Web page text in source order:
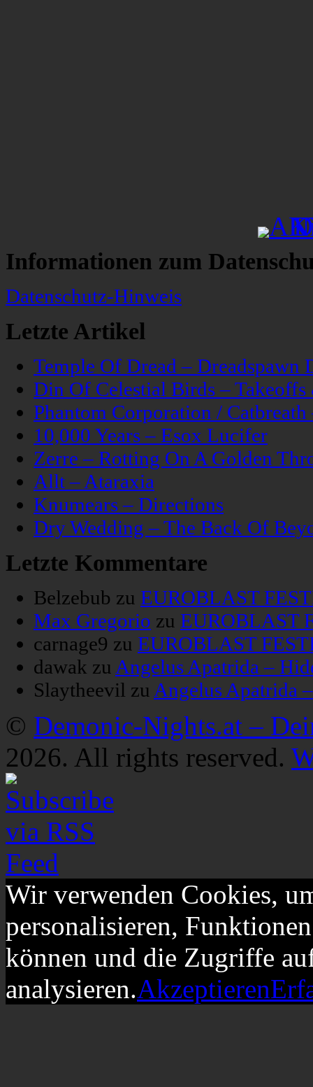
Informationen zum
Datenschutz-Hinweis
Letzte Artikel
Temple Of Dread – Dreadspawn
Din Of Celestial Birds –
Phantom Corporation /
10,000 Years – Esox Lucifer
Zerre – Rotting On A Golden
Allt – Ataraxia
Knumears – Directions
Dry Wedding – The Back Of
Letzte Kommentare
Belzebub zu EUROBLAST
Max Gregorio zu EUROBLAST
carnage9 zu EUROBLAST
dawak zu Angelus Apatrida –
Slaytheevil zu Angelus Apatrida
© Demonic-Nights.at –
2026. All rights reserved.
Wir verwenden Cookies,
personalisieren,
können und die Zugriffe
analysieren.Akzeptieren